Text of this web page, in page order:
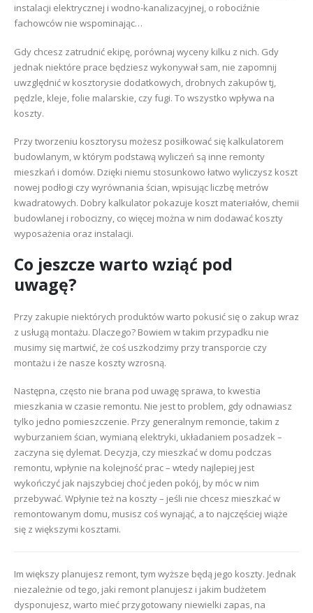
instalacji elektrycznej i wodno-kanalizacyjnej, o robociźnie
fachowców nie wspominając…
Gdy chcesz zatrudnić ekipę, porównaj wyceny kilku z nich. Gdy
jednak niektóre prace będziesz wykonywał sam, nie zapomnij
uwzględnić w kosztorysie dodatkowych, drobnych zakupów tj,
pędzle, kleje, folie malarskie, czy fugi. To wszystko wpływa na
koszty.
Przy tworzeniu kosztorysu możesz posiłkować się kalkulatorem
budowlanym, w którym podstawą wyliczeń są inne remonty
mieszkań i domów. Dzięki niemu stosunkowo łatwo wyliczysz koszt
nowej podłogi czy wyrównania ścian, wpisując liczbę metrów
kwadratowych. Dobry kalkulator pokazuje koszt materiałów, chemii
budowlanej i robocizny, co więcej można w nim dodawać koszty
wyposażenia oraz instalacji.
Co jeszcze warto wziąć pod
uwagę?
Przy zakupie niektórych produktów warto pokusić się o zakup wraz
z usługą montażu. Dlaczego? Bowiem w takim przypadku nie
musimy się martwić, że coś uszkodzimy przy transporcie czy
montażu i że nasze koszty wzrosną.
Następna, często nie brana pod uwagę sprawa, to kwestia
mieszkania w czasie remontu. Nie jest to problem, gdy odnawiasz
tylko jedno pomieszczenie. Przy generalnym remoncie, takim z
wyburzaniem ścian, wymianą elektryki, układaniem posadzek –
zaczyna się dylemat. Decyzja, czy mieszkać w domu podczas
remontu, wpłynie na kolejność prac – wtedy najlepiej jest
wykończyć jak najszybciej choć jeden pokój, by móc w nim
przebywać. Wpłynie też na koszty – jeśli nie chcesz mieszkać w
remontowanym domu, musisz coś wynająć, a to najczęściej wiąże
się z większymi kosztami.
Im większy planujesz remont, tym wyższe będą jego koszty. Jednak
niezależnie od tego, jaki remont planujesz i jakim budżetem
dysponujesz, warto mieć przygotowany niewielki zapas, na